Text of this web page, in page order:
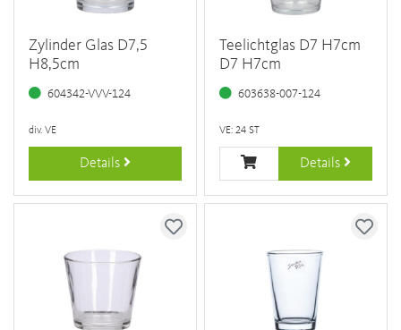
Zylinder Glas D7,5
H8,5cm
604342-VVV-124
div. VE
Details
Teelichtglas D7 H7cm
D7 H7cm
603638-007-124
VE: 24 ST
Details